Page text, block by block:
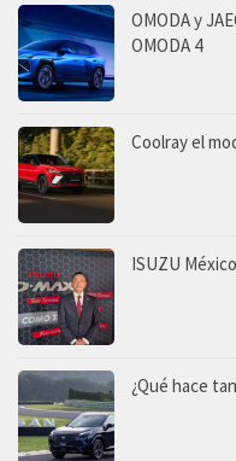
OMODA y
OMODA 4
Coolray el
ISUZU
¿Qué hace